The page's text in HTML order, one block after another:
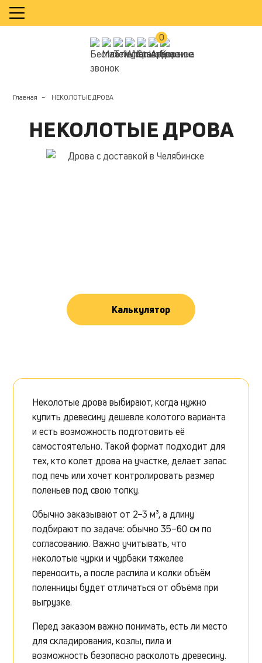
0
Главная НЕКОЛОТЫЕ ДРОВА
НЕКОЛОТЫЕ ДРОВА
Калькулятор
Неколотые дрова выбирают, когда нужно
купить древесину дешевле колотого варианта
и есть возможность подготовить её
самостоятельно. Такой формат подходит для
тех, кто колет дрова на участке, делает запас
под печь или хочет контролировать размер
поленьев под свою топку.
Обычно заказывают от 2–3 м³, а длину
подбирают по задаче: обычно 35–60 см по
согласованию. Важно учитывать, что
неколотые чурки и чурбаки тяжелее
переносить, а после распила и колки объём
поленницы будет отличаться от объёма при
выгрузке.
Перед заказом важно понимать, есть ли место
для складирования, козлы, пила и
возможность безопасно расколоть древесину.